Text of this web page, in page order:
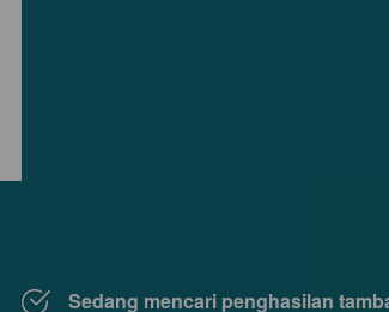
Sedang mencari penghasilan